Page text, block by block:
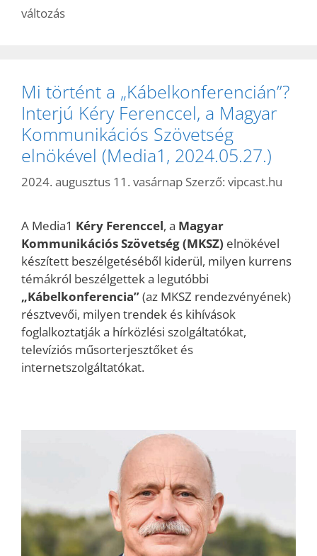
változás
Mi történt a „Kábelkonferencián”?
Interjú Kéry Ferenccel, a Magyar
Kommunikációs Szövetség
elnökével (Media1, 2024.05.27.)
2024. augusztus 11. vasárnap Szerző: vipcast.hu
A Media1 Kéry Ferenccel, a Magyar
Kommunikációs Szövetség (MKSZ) elnökével
készített beszélgetéséből kiderül, milyen kurrens
témákról beszélgettek a legutóbbi
„Kábelkonferencia”(az MKSZ rendezvényének)
résztvevői, milyen trendek és kihívások
foglalkoztatják a hírközlési szolgáltatókat,
televíziós műsorterjesztőket és
internetszolgáltatókat.